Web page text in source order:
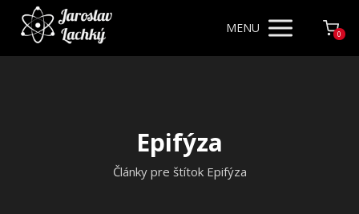
MENU 0
Epifýza
Články pre štítok Epifýza